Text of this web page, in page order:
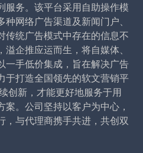
服务。该平台采用自助操作模
网络广告渠道及新闻门户、
传统广告模式中存在的信息不
企推应运而生，将自媒体、
一手低价集成，旨在解决广告
于打造全国领先的软文营销平
创新，才能更好地服务于用
案。公司坚持以客户为中心，
，与代理商携手共进，共创双